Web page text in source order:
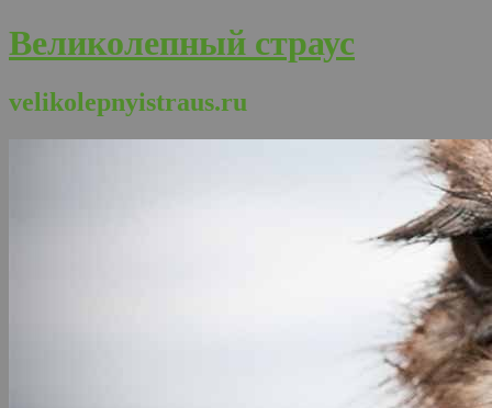
Великолепный страус
velikolepnyistraus.ru